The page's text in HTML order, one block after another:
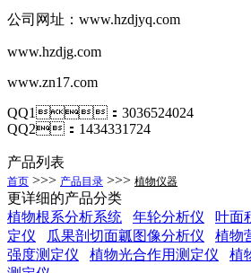
公司网址： www.hzdjyq.com
www.hzdjg.com
www.zn17.com
QQ1：3036524024
QQ2：1434331724
产品列表
首页 >>> 产品目录 >>> 植物仪器
更详细的产品分类
植物根系分析系统
年轮分析仪 叶面
定仪
瓜果剖切面瓤图像分析仪 植物
强度测定仪
植物光合作用测定仪 植